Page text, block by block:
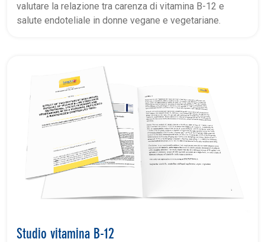
valutare la relazione tra carenza di vitamina B-12 e
salute endoteliale in donne vegane e vegetariane.
Studio vitamina B-12